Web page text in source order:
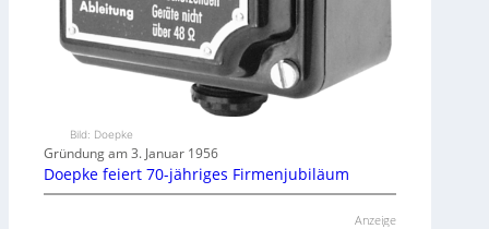
Bild: Doepke
Gründung am 3. Januar 1956
Doepke feiert 70-jähriges Firmenjubiläum
Anzeige